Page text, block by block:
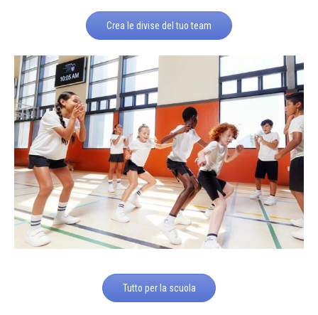
Crea le divise del tuo team
Tutto per la scuola